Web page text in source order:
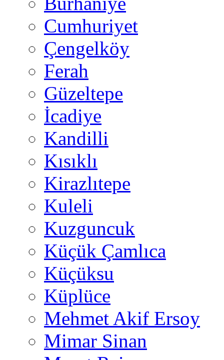
Cumhuriyet
Çengelköy
Ferah
Güzeltepe
İcadiye
Kandilli
Kısıklı
Kirazlıtepe
Kuleli
Kuzguncuk
Küçük Çamlıca
Küçüksu
Küplüce
Mehmet Akif Ersoy
Mimar Sinan